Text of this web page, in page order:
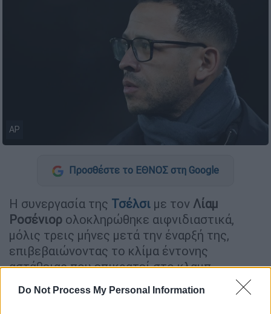
Do Not Process My Personal Information
AP
Προσθέστε το ΕΘΝΟΣ στη Google
Η συνεργασία της Τσέλσι με τον Λίαμ
Ροσένιορ ολοκληρώθηκε αιφνιδιαστικά,
μόλις τρεις μήνες μετά την έναρξή της,
επιβεβαιώνοντας το κλίμα έντονης
αστάθειας που επικρατεί στο κλαμπ.